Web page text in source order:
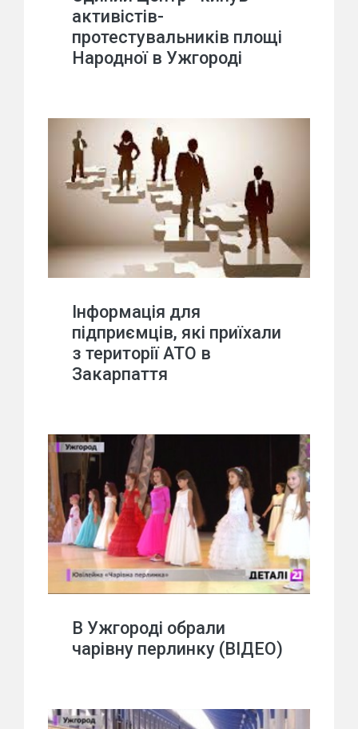
активістів-
протестувальників площі
Народної в Ужгороді
Інформація для
підприємців, які приїхали
з території АТО в
Закарпаття
В Ужгороді обрали
чарівну перлинку (ВІДЕО)